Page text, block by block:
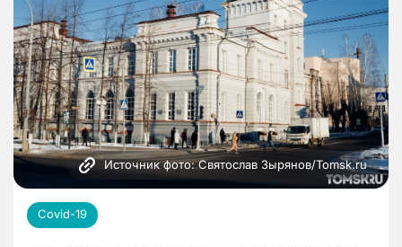
Источник фото: Святослав Зырянов/Tomsk.ru
Covid-19